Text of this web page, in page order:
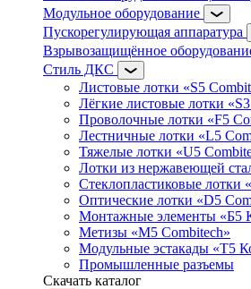
Модульное оборудование
Пускорегулирующая аппаратура
Взрывозащищённое
Стиль ДКС
Листовые лотки «S5
Лёгкие листовые лотки
Проволочные лотки «F5
Лестничные лотки «L5
Тяжелые лотки «U5
Лотки из нержавеющей
Стеклопластиковые лотки
Оптические лотки «D5
Монтажные элементы «Б5
Метизы «M5 Combitech»
Модульные эстакады «Т5
Промышленные разъемы
Скачать каталог